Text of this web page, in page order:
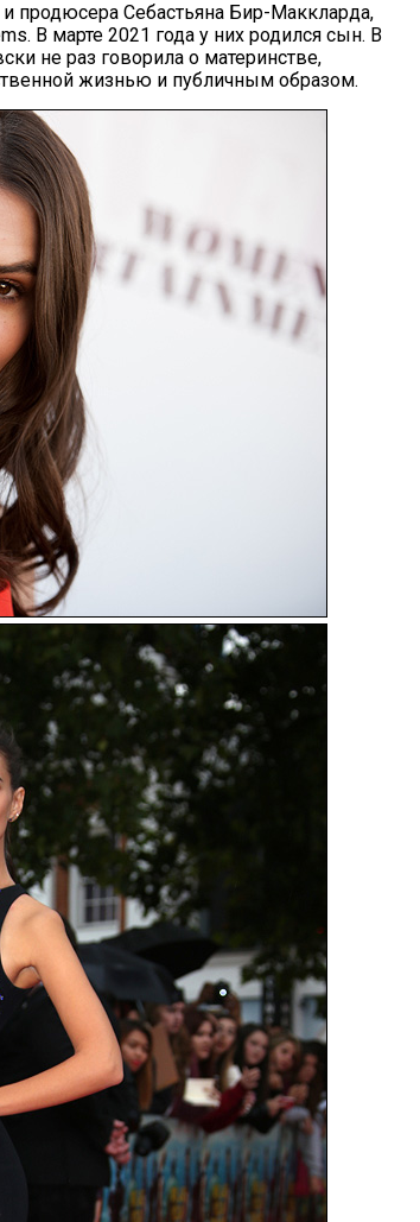
продюсера Себастьяна Бир-Маккларда,
В марте 2021 года у них родился сын. В
не раз говорила о материнстве,
жизнью и публичным образом.